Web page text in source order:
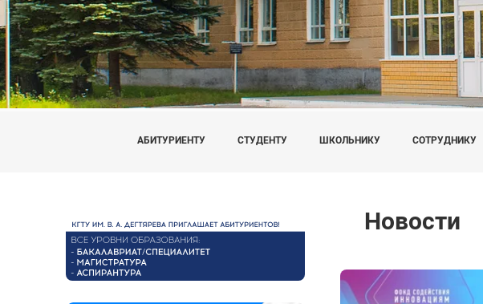
АБИТУРИЕНТУ СТУДЕНТУ ШКОЛЬНИКУ СОТРУДНИКУ
Новости